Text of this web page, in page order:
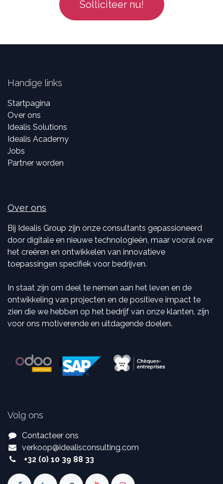
Solliciteer nu!
Handige links
Startpagina
Over ons
Idealis Solutions
Idealis Academy
Jobs
Partner worden
Over ons
Bij Idealis Group zijn onze consultants gepassioneerd
door digitale en nieuwe technologieën, maar vooral over
het creëren en ontwikkelen van innovatieve
toepassingen specifiek voor bedrijven.
In staat zijn om deel te nemen aan het leven en de
ontwikkeling van projecten en de positieve impact te
zien die we hebben op het bedrijf van onze klanten, zijn
voor ons motiverende en uitdagende doelen.
Volg ons
Contacteer ons
verkoop@idealisconsulting.com
+32 (0) 10 39 88 33